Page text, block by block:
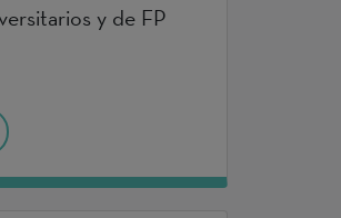
y de FP